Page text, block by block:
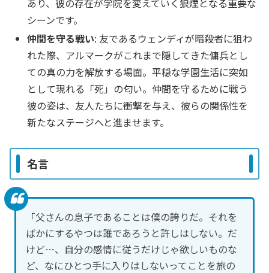
シーンです。
仲間を守る戦い: 友であるウェンディが暗殺者に狙わ
れた際、アルマークがこれまで隠してきた傭兵とし
ての真の力を解放する場面。平穏な学園生活に突如
として現れる「死」の匂い。仲間を守るために戦う
彼の姿は、友人たちに衝撃を与え、彼らの関係性を
新たなステージへと進ませます。
名言
「父さんの息子であることは僕の誇りだ。それを
ばかにするやつは誰であろうと許しはしない。だ
けど…、自分の感情に従うだけじゃ欲しいものな
ど、なにひとつ手に入りはしないってことを旅の